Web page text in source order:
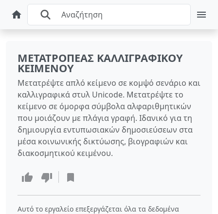
ΜΕΤΑΤΡΟΠΈΑΣ ΚΑΛΛΙΓΡΑΦΙΚΟΎ
ΚΕΙΜΈΝΟΥ
Μετατρέψτε απλό κείμενο σε κομψό σενάριο και
καλλιγραφικά στυλ Unicode. Μετατρέψτε το
κείμενο σε όμορφα σύμβολα αλφαριθμητικών
που μοιάζουν με πλάγια γραφή. Ιδανικό για τη
δημιουργία εντυπωσιακών δημοσιεύσεων στα
μέσα κοινωνικής δικτύωσης, βιογραφιών και
διακοσμητικού κειμένου.
Αυτό το εργαλείο επεξεργάζεται όλα τα δεδομένα